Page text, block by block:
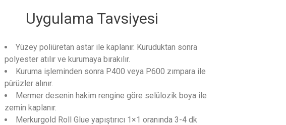
Uygulama Tavsiyesi
Yüzey poliüretan astar ile kaplanır. Kuruduktan sonra
polyester atılır ve kurumaya bırakılır.
Kuruma işleminden sonra P400 veya P600 zımpara ile
pürüzler alınır.
Mermer desenin hakim rengine göre selülozik boya ile
zemin kaplanır.
Merkurgold Roll Glue yapıştırıcı 1×1 oranında 3-4 dk